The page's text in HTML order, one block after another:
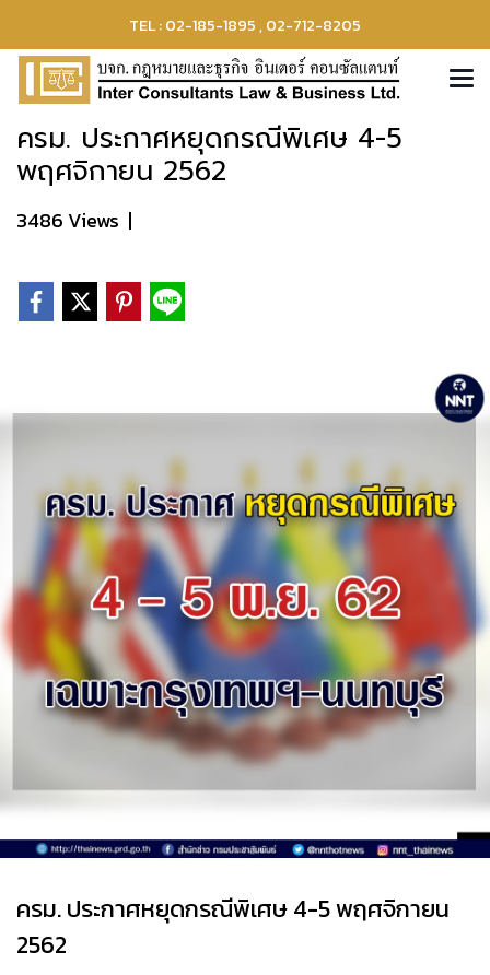
TEL : 02-185-1895 , 02-712-8205
ครม. ประกาศหยุดกรณีพิเศษ 4-5
พฤศจิกายน 2562
3486 Views |
ครม. ประกาศหยุดกรณีพิเศษ 4-5 พฤศจิกายน
2562